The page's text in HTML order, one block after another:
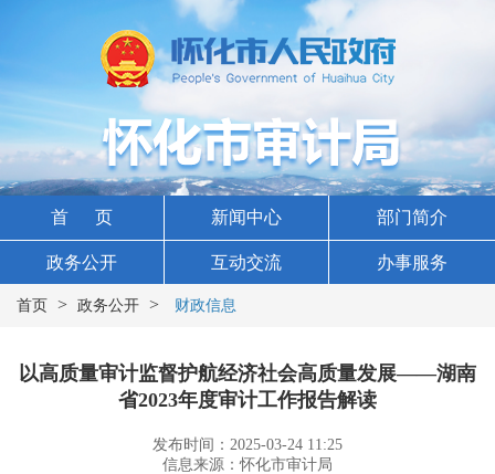
首 页 新闻中心 部门简介
政务公开 互动交流 办事服务
首页 > 政务公开 > 财政信息
以高质量审计监督护航经济社会高质量发展——湖南
省2023年度审计工作报告解读
发布时间：2025-03-24 11:25
信息来源：怀化市审计局